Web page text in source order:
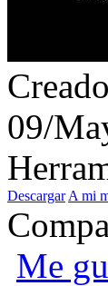
09/
Descargar A mi
Me